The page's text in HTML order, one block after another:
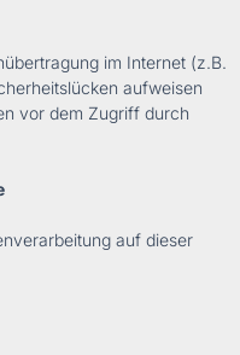
im Internet (z.B.
aufweisen
vor dem Zugriff durch
auf dieser